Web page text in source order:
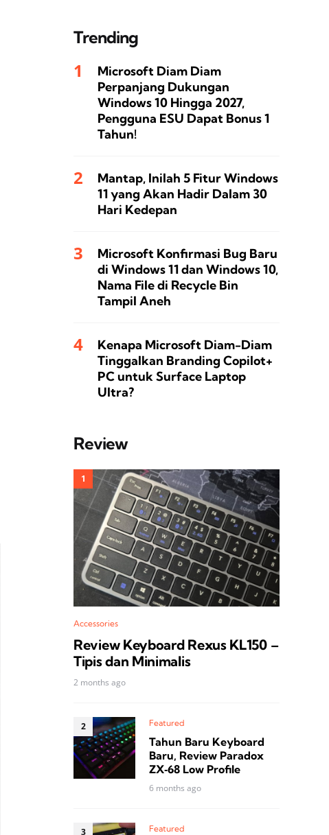
Trending
Microsoft Diam Diam
Perpanjang Dukungan
Windows 10 Hingga 2027,
Pengguna ESU Dapat Bonus 1
Tahun!
Mantap, Inilah 5 Fitur Windows
11 yang Akan Hadir Dalam 30
Hari Kedepan
Microsoft Konfirmasi Bug Baru
di Windows 11 dan Windows 10,
Nama File di Recycle Bin
Tampil Aneh
Kenapa Microsoft Diam-Diam
Tinggalkan Branding Copilot+
PC untuk Surface Laptop
Ultra?
Review
Accessories
Review Keyboard Rexus KL150 –
Tipis dan Minimalis
2 months ago
Featured
Tahun Baru Keyboard
Baru, Review Paradox
ZX‑68 Low Profile
6 months ago
Featured